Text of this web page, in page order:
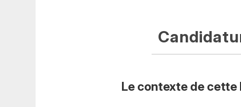
Le contexte de